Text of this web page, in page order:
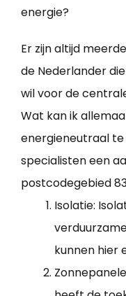
energie?
Er zijn altijd
de Nederlander
wil voor de
Wat kan ik
energieneutraal te
specialisten een
postcodegebied
Isolatie:
kunnen hier